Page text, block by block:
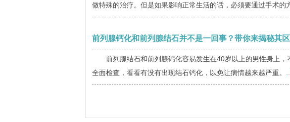
做特殊的治疗。但是如果影响正常生活的话，必须要通过手术的
前列腺钙化和前列腺结石并不是一回事？带你来揭秘其区
前列腺结石和前列腺钙化容易发生在40岁以上的男性身上
全面检查，看看有没有出现结石钙化，以免让病情越来越严重。...